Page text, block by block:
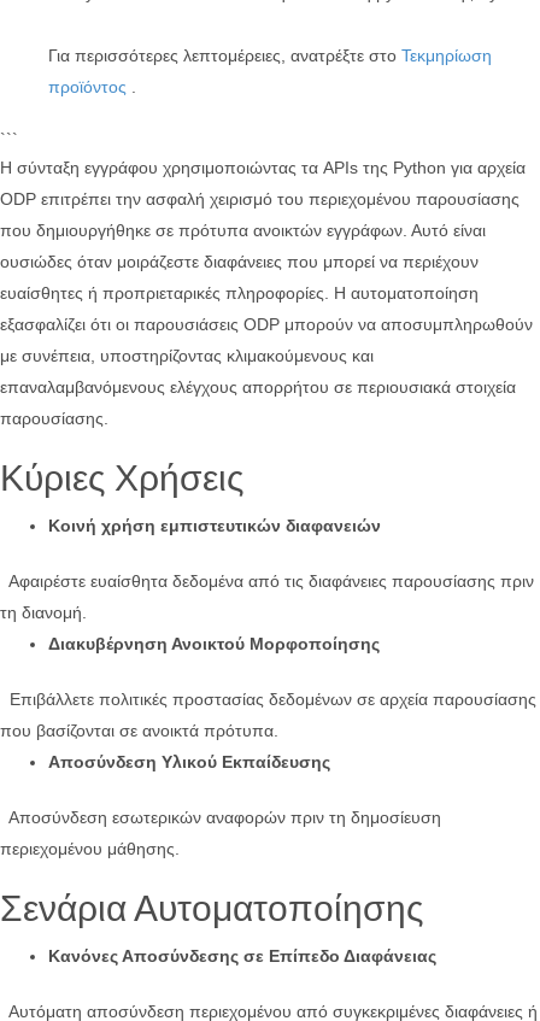
Για περισσότερες λεπτομέρειες, ανατρέξτε στο Τεκμηρίωση
προϊόντος
```
Η σύνταξη εγγράφου χρησιμοποιώντας τα APIs της Python για αρχεία
ODP επιτρέπει την ασφαλή χειρισμό του περιεχομένου παρουσίασης
που δημιουργήθηκε σε πρότυπα ανοικτών εγγράφων. Αυτό είναι
ουσιώδες όταν μοιράζεστε διαφάνειες που μπορεί να περιέχουν
ευαίσθητες ή προπριεταρικές πληροφορίες. Η αυτοματοποίηση
εξασφαλίζει ότι οι παρουσιάσεις ODP μπορούν να αποσυμπληρωθούν
με συνέπεια, υποστηρίζοντας κλιμακούμενους και
επαναλαμβανόμενους ελέγχους απορρήτου σε περιουσιακά στοιχεία
παρουσίασης.
Κύριες Χρήσεις
Κοινή χρήση εμπιστευτικών διαφανειών
Αφαιρέστε ευαίσθητα δεδομένα από τις διαφάνειες παρουσίασης πριν
τη διανομή.
Διακυβέρνηση Ανοικτού Μορφοποίησης
Επιβάλλετε πολιτικές προστασίας δεδομένων σε αρχεία παρουσίασης
που βασίζονται σε ανοικτά πρότυπα.
Αποσύνδεση Υλικού Εκπαίδευσης
Αποσύνδεση εσωτερικών αναφορών πριν τη δημοσίευση
περιεχομένου μάθησης.
Σενάρια Αυτοματοποίησης
Κανόνες Αποσύνδεσης σε Επίπεδο Διαφάνειας
Αυτόματη αποσύνδεση περιεχομένου από συγκεκριμένες διαφάνειες ή